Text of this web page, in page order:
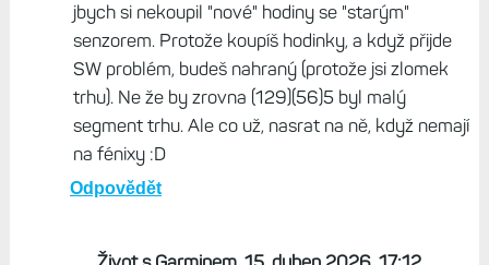
jbych si nekoupil "nové" hodiny se "starým"
senzorem. Protože koupíš hodinky, a když přijde
SW problém, budeš nahraný (protože jsi zlomek
trhu). Ne že by zrovna (129)(56)5 byl malý
segment trhu. Ale co už, nasrat na ně, když nemají
na fénixy :D
Odpovědět